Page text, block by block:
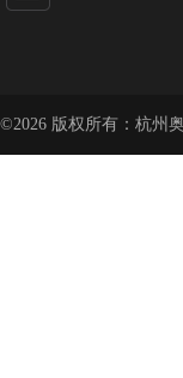
©2026 版权所有：杭州